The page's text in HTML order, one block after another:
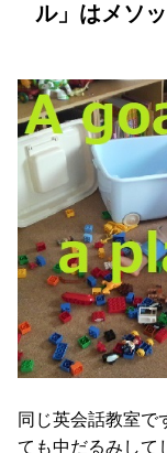
ル」はメソ
同じ英会話教室で
ても中だるみして